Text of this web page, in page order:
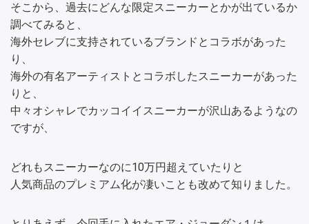
そこから、過去にどんな限定スニーカーとかが出ているか
調べてみると、
海外セレブに支持されているブランドとコラボがあった
り、
海外の有名アーティストとコラボしたスニーカーがあった
りと、
中々オシャレでカッコイイスニーカーが沢山あるようなの
ですが、
どれもスニーカーなのに10万円超えていたりと
人気商品のプレミアム化が凄いことも改めて知りました。